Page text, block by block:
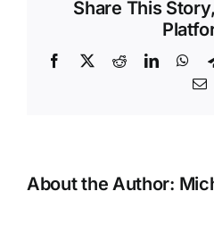
Share This
Facebook
X RedditLinkedIn
About the Author: